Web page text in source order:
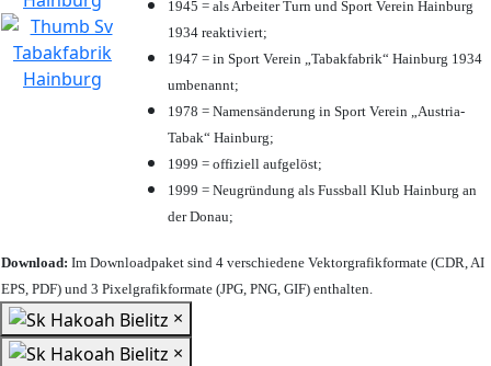
1945 = als Arbeiter Turn und Sport Verein Hainburg
1934 reaktiviert;
1947 = in Sport Verein „Tabakfabrik“ Hainburg 1934
umbenannt;
1978 = Namensänderung in Sport Verein „Austria-
Tabak“ Hainburg;
1999 = offiziell aufgelöst;
1999 = Neugründung als Fussball Klub Hainburg an
der Donau;
Download: Im Downloadpaket sind 4 verschiedene Vektorgrafikformate (CDR, AI
EPS, PDF) und 3 Pixelgrafikformate (JPG, PNG, GIF) enthalten.
×
×